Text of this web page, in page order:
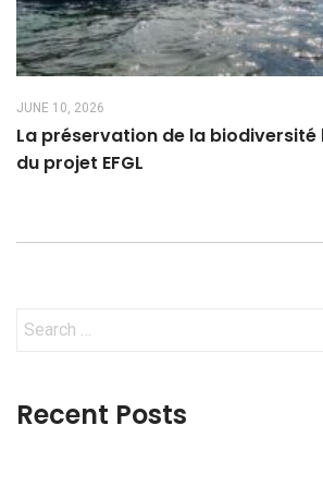
JUNE 10, 2026
La préservation de la
du projet EFGL
Search
Recent Posts